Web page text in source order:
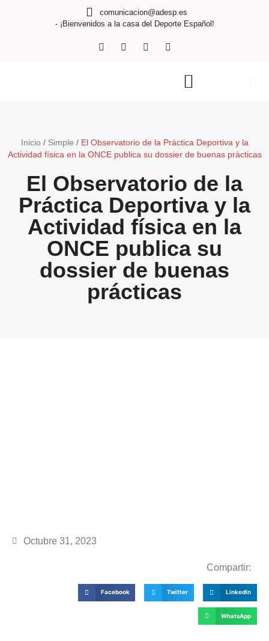
comunicacion@adesp.es
- ¡Bienvenidos a la casa del Deporte Español!
Inicio / Simple / El Observatorio de la Práctica Deportiva y la
Actividad física en la ONCE publica su dossier de buenas prácticas
El Observatorio de la
Práctica Deportiva y la
Actividad física en la
ONCE publica su
dossier de buenas
prácticas
Octubre 31, 2023
Compartir:
Facebook Twitter LinkedIn
WhatsApp